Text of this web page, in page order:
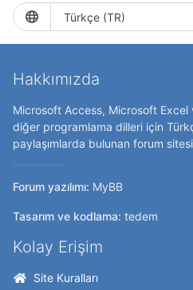
Hakkımızda
Microsoft Access, Microsoft Excel
diğer programlama dilleri için
paylaşımlarda bulunan forum
Forum yazılımı: MyBB
Tasarım ve kodlama: tedem
Kolay Erişim
Site Kuralları